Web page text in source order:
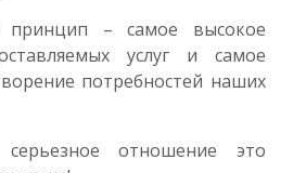
– самое высокое
услуг и самое
потребностей наших
отношение это